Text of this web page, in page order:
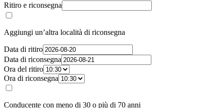
Ritiro e riconsegna
Aggiungi un’altra località di riconsegna
Data di ritiro
Data di riconsegna
Ora del ritiro
Ora di riconsegna
Conducente con meno di 30 o più di 70 anni